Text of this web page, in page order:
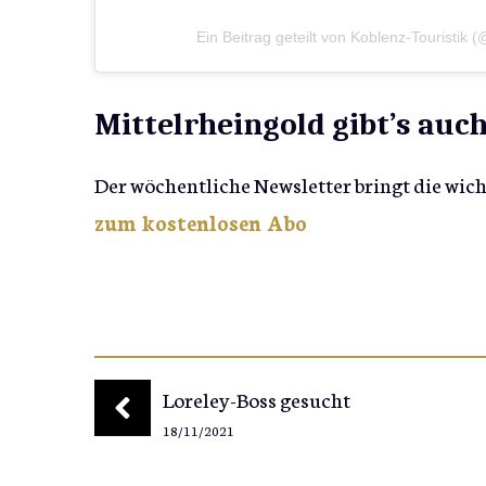
Ein Beitrag geteilt von Koblenz-Touristik
Mittelrheingold gibt’s
Der wöchentliche Newsletter bringt die
zum kostenlosen Abo
Loreley-Boss gesucht
18/11/2021